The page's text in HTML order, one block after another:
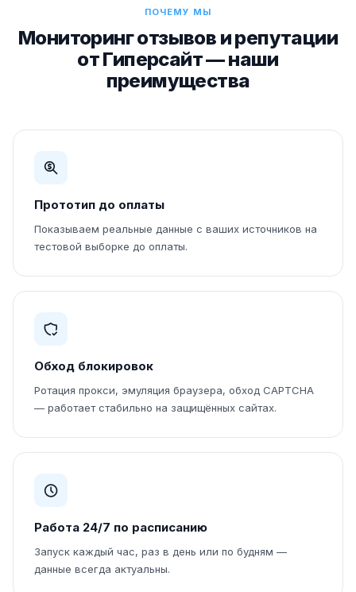
ПОЧЕМУ МЫ
Мониторинг отзывов и репутации
от Гиперсайт — наши
преимущества
Прототип до оплаты
Показываем реальные данные с ваших источников на
тестовой выборке до оплаты.
Обход блокировок
Ротация прокси, эмуляция браузера, обход CAPTCHA
— работает стабильно на защищённых сайтах.
Работа 24/7 по расписанию
Запуск каждый час, раз в день или по будням —
данные всегда актуальны.